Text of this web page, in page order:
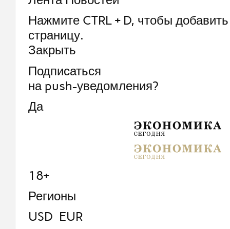
Нажмите CTRL + D, чтобы добавить
страницу.
Закрыть
Подписаться
на push-уведомления?
Да
18+
Регионы
USD EUR